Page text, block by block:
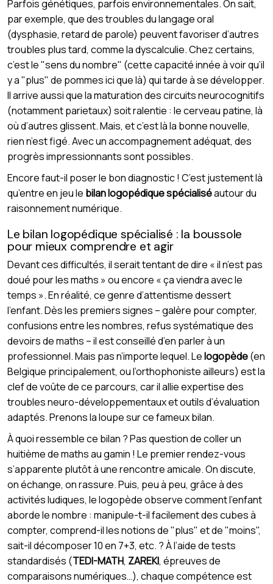
Parfois génétiques, parfois environnementales. On sait,
par exemple, que des troubles du langage oral
(dysphasie, retard de parole) peuvent favoriser d’autres
troubles plus tard, comme la dyscalculie. Chez certains,
c’est le "sens du nombre" (cette capacité innée à voir qu’il
y a "plus" de pommes ici que là) qui tarde à se développer.
Il arrive aussi que la maturation des circuits neurocognitifs
(notamment parietaux) soit ralentie : le cerveau patine, là
où d’autres glissent. Mais, et c’est là la bonne nouvelle,
rien n’est figé. Avec un accompagnement adéquat, des
progrès impressionnants sont possibles.
Encore faut-il poser le bon diagnostic ! C’est justement là
qu’entre en jeu le bilan logopédique spécialiséautour du
raisonnement numérique.
Le bilan logopédique spécialisé : la boussole
pour mieux comprendre et agir
Devant ces difficultés, il serait tentant de dire « il n’est pas
doué pour les maths » ou encore « ça viendra avec le
temps ». En réalité, ce genre d’attentisme dessert
l’enfant. Dès les premiers signes – galère pour compter,
confusions entre les nombres, refus systématique des
devoirs de maths – il est conseillé d’en parler à un
professionnel. Mais pas n’importe lequel. Lelogopède(en
Belgique principalement, ou l’orthophoniste ailleurs) est la
clef de voûte de ce parcours, car il allie expertise des
troubles neuro-développementaux et outils d’évaluation
adaptés. Prenons la loupe sur ce fameux bilan.
À quoi ressemble ce bilan ? Pas question de coller un
huitième de maths au gamin ! Le premier rendez-vous
s’apparente plutôt à une rencontre amicale. On discute,
on échange, on rassure. Puis, peu à peu, grâce à des
activités ludiques, le logopède observe comment l’enfant
aborde le nombre : manipule-t-il facilement des cubes à
compter, comprend-il les notions de "plus" et de "moins",
sait-il décomposer 10 en 7+3, etc. ? À l’aide de tests
standardisés (TEDI-MATH, ZAREKI, épreuves de
comparaisons numériques…), chaque compétence est